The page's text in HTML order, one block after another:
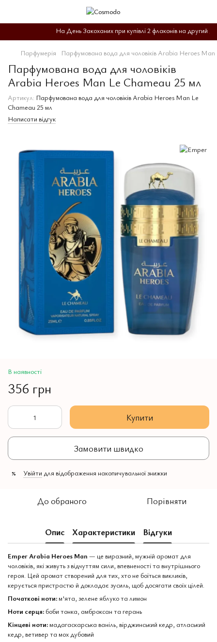
На День Закоханих при купівлі 2 флаконів на другий
Парфумерія Парфумована вода для чоловіків Arabia Heroes
Парфумована вода для чоловіків
Arabia Heroes Man Le Chameau 25 мл
Артикул: Парфумована вода для чоловіків Arabia Heroes Man Le
Chameau 25 мл
Написати відгук
В наявності
356 грн
Купити
Замовити швидко
% Увійти для відображення накопичувальної знижки
До обраного Порівняти
Опис Характеристики Відгуки
Emper Arabia Heroes Man — це виразний, мужній аромат для
чоловіків, які живуть з відчуттям сили, впевненості та внутрішнього
героя. Цей аромат створений для тих, хто не боїться викликів,
керується пристрастю й докладає зусиль, щоб досягати своїх цілей.
Початкові ноти: м'ята, зелене яблуко та лимон
Ноти серця: боби тонка, амброксан та герань
Кінцеві ноти: мадагаскарська ваніль, вірджинський кедр, атласький
кедр, ветивер та мох дубовий